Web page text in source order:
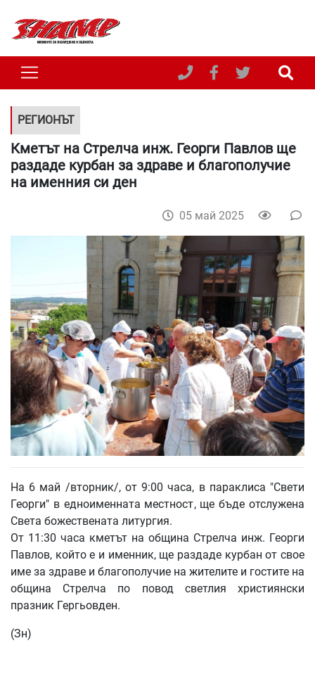
РЕГИОНЪТ
Кметът на Стрелча инж. Георги Павлов ще
раздаде курбан за здраве и благополучие
на именния си ден
05 май 2025
На 6 май /вторник/, от 9:00 часа, в параклиса "Свети
Георги" в едноименната местност, ще бъде отслужена
Света божествената литургия.
От 11:30 часа кметът на община Стрелча инж. Георги
Павлов, който е и именник, ще раздаде курбан от свое
име за здраве и благополучие на жителите и гостите на
община Стрелча по повод светлия християнски
празник Гергьовден.
(Зн)